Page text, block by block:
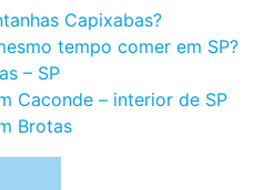
Capixabas?
tempo comer em SP?
– SP
Caconde – interior de SP
Brotas